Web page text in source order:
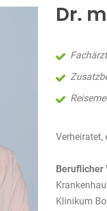
Dr.
Verheiratet,
Beruflicher
Klinikum